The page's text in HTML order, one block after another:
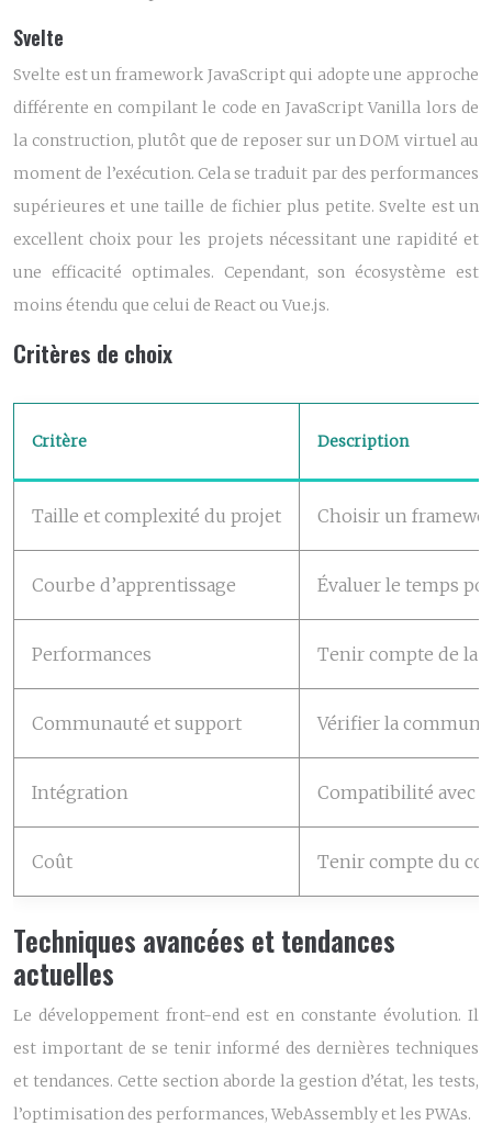
Svelte
Svelte est un framework JavaScript qui adopte une approche
différente en compilant le code en JavaScript Vanilla lors de
la construction, plutôt que de reposer sur un DOM virtuel au
moment de l’exécution. Cela se traduit par des performances
supérieures et une taille de fichier plus petite. Svelte est un
excellent choix pour les projets nécessitant une rapidité et
une efficacité optimales. Cependant, son écosystème est
moins étendu que celui de React ou Vue.js.
Critères de choix
Critère Description
Taille et complexité du projet Choisir un
Courbe d’apprentissage Évaluer le temps
Performances Tenir compte de la
Communauté et support Vérifier la
Intégration Compatibilité avec
Coût Tenir compte du
Techniques avancées et tendances
actuelles
Le développement front-end est en constante évolution. Il
est important de se tenir informé des dernières techniques
et tendances. Cette section aborde la gestion d’état, les tests,
l’optimisation des performances, WebAssembly et les PWAs.